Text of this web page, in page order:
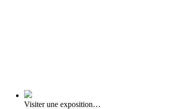
Visiter une exposition…